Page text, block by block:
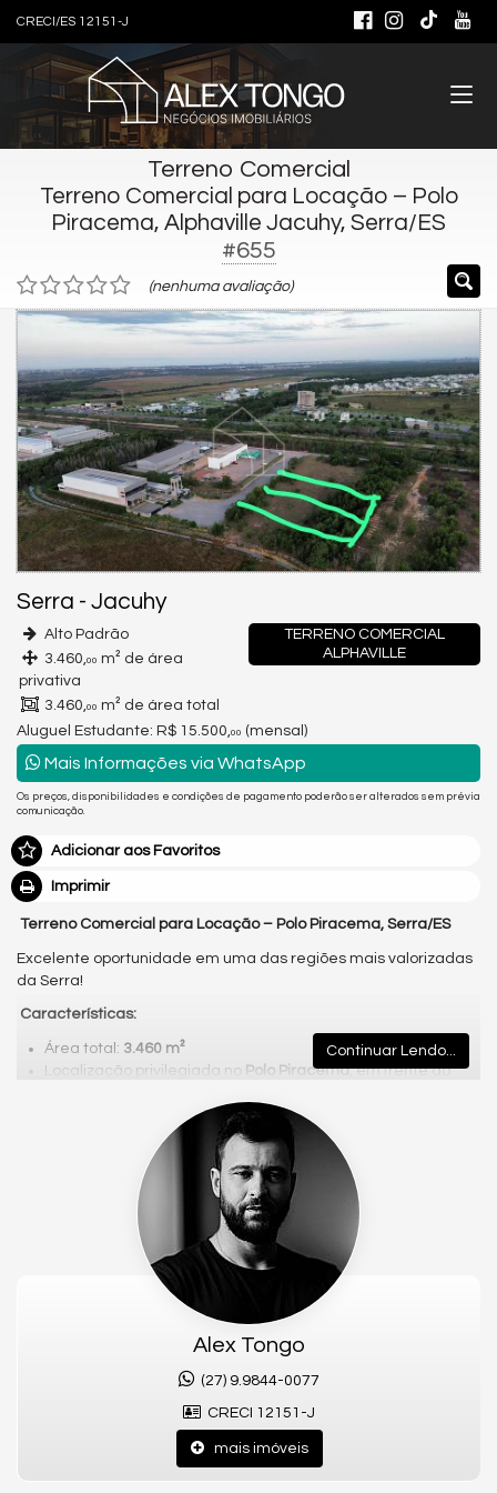
CRECI/ES 12151-J
Terreno Comercial
Terreno Comercial para Locação – Polo
Piracema, Alphaville Jacuhy, Serra/ES
#655
(nenhuma avaliação)
Serra - Jacuhy
TERRENO COMERCIAL
ALPHAVILLE
Alto Padrão
3.460,00 m² de área
privativa
3.460,00 m² de área total
Aluguel Estudante: R$ 15.500,00 (mensal)
Mais Informações via WhatsApp
Os preços, disponibilidades e condições de pagamento poderão ser alterados sem prévia
comunicação.
Adicionar aos Favoritos
Imprimir
Terreno Comercial para Locação – Polo Piracema, Serra/ES
Excelente oportunidade em uma das regiões mais valorizadas
da Serra!
Características:
Área total: 3.460 m²
Localização privilegiada no Polo Piracema, em frente ao
200 metros da BR-101
, com fácil acesso e grande
Valor da Locação:
R$ 15.500,00 / mês
Ponto estratégico para empresas e investidores
Região em constante desenvolvimento
Ideal para centros comerciais, empreendimentos logísticos
Agende sua visita e conheça este excelente terreno
Alex Tongo Negócios Imobiliários
Continuar Lendo...
Alex Tongo
(27) 9.9844-0077
CRECI 12151-J
mais imóveis